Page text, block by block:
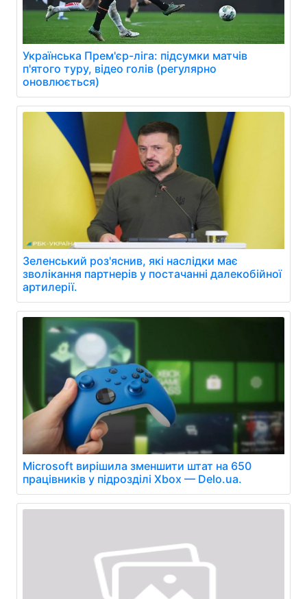
Українська Прем'єр-ліга: підсумки матчів
п'ятого туру, відео голів (регулярно
оновлюється)
Зеленський роз'яснив, які наслідки має
зволікання партнерів у постачанні далекобійної
артилерії.
Microsoft вирішила зменшити штат на 650
працівників у підрозділі Xbox — Delo.ua.